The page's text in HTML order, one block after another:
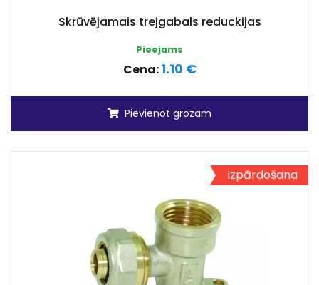
Skrūvējamais trejgabals reduckijas
Pieejams
Cena:1.10 €
Pievienot grozam
Izpārdošana